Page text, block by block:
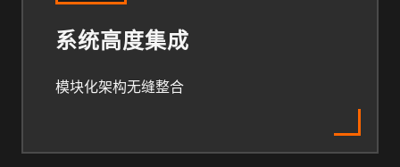
系统高度集成
模块化架构无缝整合